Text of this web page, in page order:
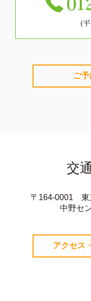
ご
交
〒164-0001 東
中野セ
アクセス